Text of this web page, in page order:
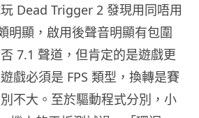
Dead Trigger 2 發現用同唔用
明顯，啟用後聲音明顯有包圍
7.1 聲道，但肯定的是遊戲更
戲必須是 FPS 類型，換轉是賽
不大。至於驅動程式分別，小